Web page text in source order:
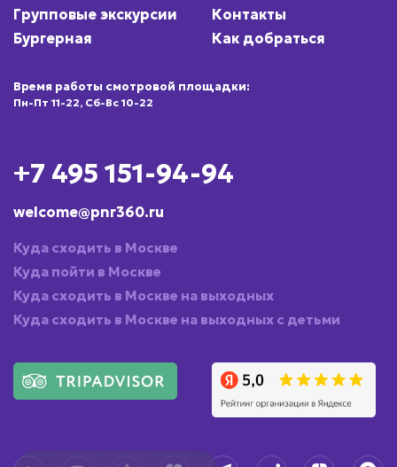
Групповые экскурсии
Бургерная
Контакты
Как добраться
Время работы смотровой площадки:
Пн-Пт 11-22, Сб-Вс 10-22
+7 495 151-94-94
welcome@pnr360.ru
Куда сходить в Москве
Куда пойти в Москве
Куда сходить в Москве на выходных
Куда сходить в Москве на выходных с детьми